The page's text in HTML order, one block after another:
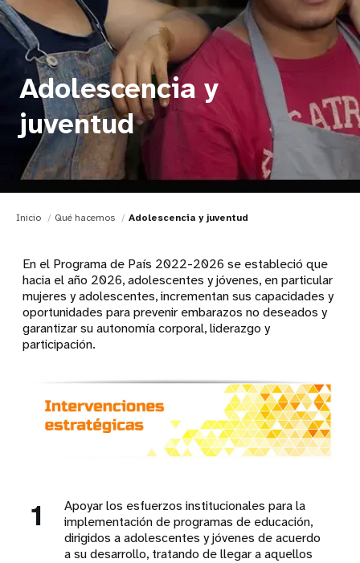
Adolescencia y
juventud
Inicio Qué hacemos Adolescencia y juventud
En el Programa de País 2022-2026 se estableció que
hacia el año 2026, adolescentes y jóvenes, en particular
mujeres y adolescentes, incrementan sus capacidades y
oportunidades para prevenir embarazos no deseados y
garantizar su autonomía corporal, liderazgo y
participación.
1
Apoyar los esfuerzos institucionales para la
implementación de programas de educación,
dirigidos a adolescentes y jóvenes de acuerdo
a su desarrollo, tratando de llegar a aquellos